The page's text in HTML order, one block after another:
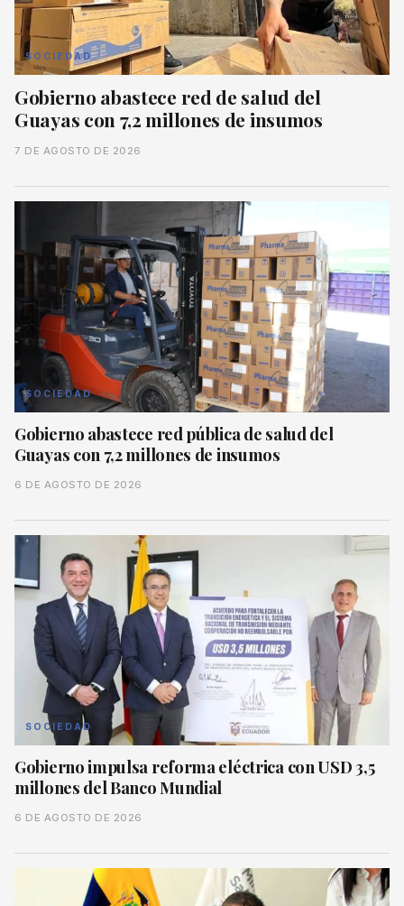
SOCIEDAD
Gobierno abastece red de salud del
Guayas con 7,2 millones de insumos
7 DE AGOSTO DE 2026
SOCIEDAD
Gobierno abastece red pública de salud del
Guayas con 7,2 millones de insumos
6 DE AGOSTO DE 2026
SOCIEDAD
Gobierno impulsa reforma eléctrica con USD 3,5
millones del Banco Mundial
6 DE AGOSTO DE 2026